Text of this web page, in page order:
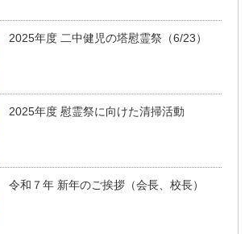
2025年度 二中健児の塔慰霊祭（6/23）
2025年度 慰霊祭に向けた清掃活動
令和７年 新年のご挨拶（会長、校長）